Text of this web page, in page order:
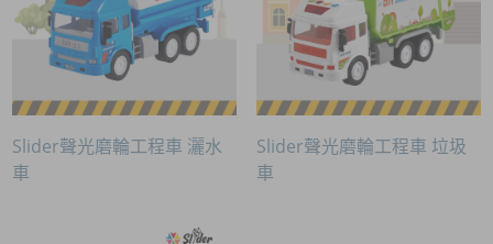
Slider聲光磨輪工程車 灑水
車
Slider聲光磨輪工程車 垃圾
車